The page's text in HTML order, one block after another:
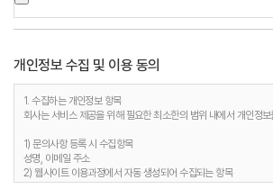
개인정보 수집 및 이용 동의
1. 수집하는 개인정보 항목
회사는 서비스 제공을 위해 필요한 최소한의 범위 내에서 개인정
1) 문의사항 등록 시 수집항목
성명, 이메일 주소
2) 웹사이트 이용과정에서 자동 생성되어 수집되는 항목